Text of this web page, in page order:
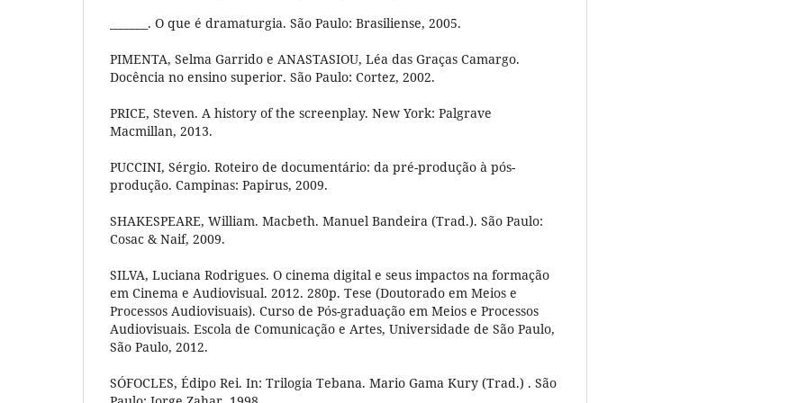
_______. O que é dramaturgia. São Paulo: Brasiliense, 2005.
PIMENTA, Selma Garrido e ANASTASIOU, Léa das Graças Camargo.
Docência no ensino superior. São Paulo: Cortez, 2002.
PRICE, Steven. A history of the screenplay. New York: Palgrave
Macmillan, 2013.
PUCCINI, Sérgio. Roteiro de documentário: da pré-produção à pós-
produção. Campinas: Papirus, 2009.
SHAKESPEARE, William. Macbeth. Manuel Bandeira (Trad.). São Paulo:
Cosac & Naif, 2009.
SILVA, Luciana Rodrigues. O cinema digital e seus impactos na formação
em Cinema e Audiovisual. 2012. 280p. Tese (Doutorado em Meios e
Processos Audiovisuais). Curso de Pós-graduação em Meios e Processos
Audiovisuais. Escola de Comunicação e Artes, Universidade de São Paulo,
São Paulo, 2012.
SÓFOCLES, Édipo Rei. In: Trilogia Tebana. Mario Gama Kury (Trad.) . São